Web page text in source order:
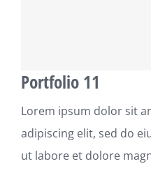
Portfolio 11
Lorem ipsum dolor sit
adipiscing elit, sed do
ut labore et dolore